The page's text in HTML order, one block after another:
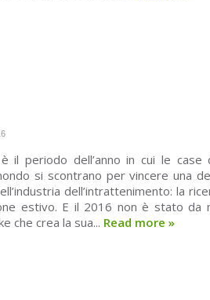
è il periodo dell’anno in cui le case
si scontrano per vincere una
dell’intrattenimento: la
estivo. E il 2016 non è stato da
che crea la sua... Read more »